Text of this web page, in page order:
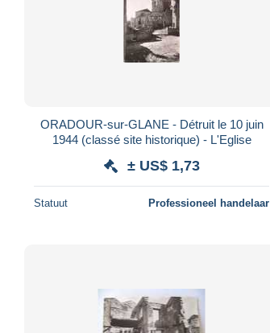
ORADOUR-sur-GLANE - Détruit le 10 juin
1944 (classé site historique) - L'Eglise
± US$ 1,73
Statuut Professioneel handelaar